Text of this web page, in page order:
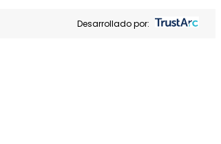
Desarrollado por: